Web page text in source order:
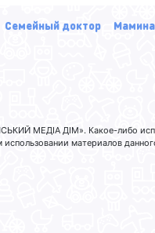
Семейный доктор
МЕДІА ДІМ». Какое-либо
материалов